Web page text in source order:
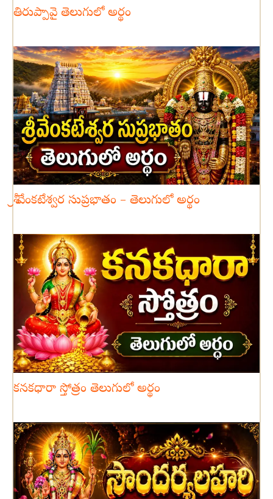
తిరుప్పావై తెలుగులో అర్థం
శ్రీ వేంకటేశ్వర సుప్రభాతం – తెలుగులో అర్థం
కనకధారా స్తోత్రం తెలుగులో అర్థం